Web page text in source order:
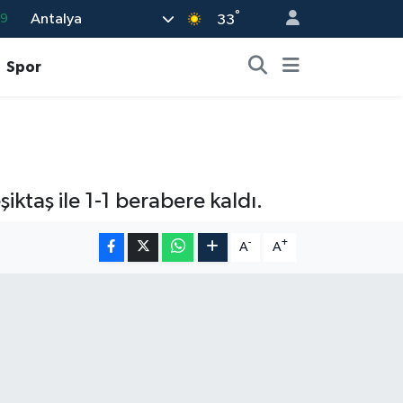
Antalya 33°
Spor
ile 1-1 berabere kaldı.
A- A+